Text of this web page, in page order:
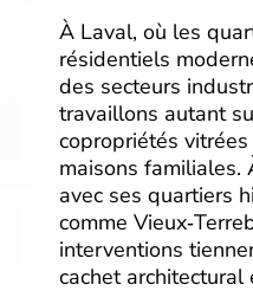
À Laval, où les
résidentiels
des secteurs
travaillons autant
copropriétés
maisons familiales.
avec ses quartiers
comme
interventions
cachet architectural